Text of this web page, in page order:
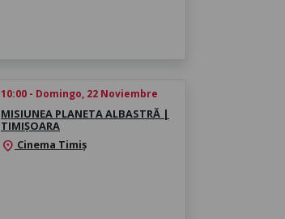
10:00 - Domingo, 22 Noviembre
MISIUNEA PLANETA ALBASTRĂ |
TIMIȘOARA
location_on Cinema Timiș